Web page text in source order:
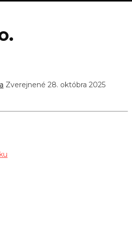
Zverejnené 28. októbra 2025